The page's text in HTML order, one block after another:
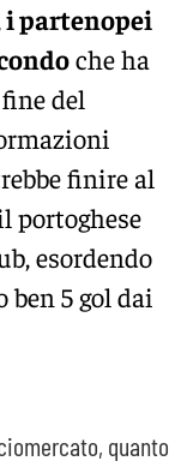
i partenopei
che ha
del
finire al
portoghese
esordendo
5 gol dai
quanto